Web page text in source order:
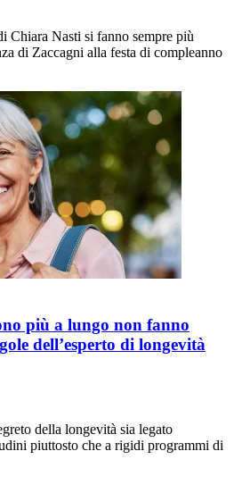
Chiara Nasti si fanno sempre più
di Zaccagni alla festa di compleanno
più a lungo non fanno
dell’esperto di longevità
della longevità sia legato
piuttosto che a rigidi programmi di